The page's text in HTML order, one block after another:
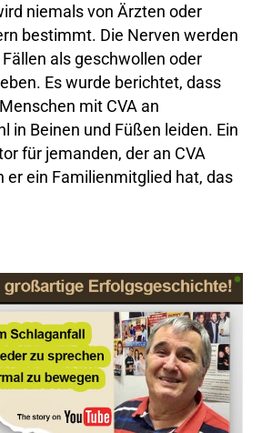
niemals von Ärzten oder
bestimmt. Die Nerven werden
als geschwollen oder
Es wurde berichtet, dass
mit CVA an
in Beinen und Füßen leiden. Ein
für jemanden, der an CVA
er ein Familienmitglied hat, das